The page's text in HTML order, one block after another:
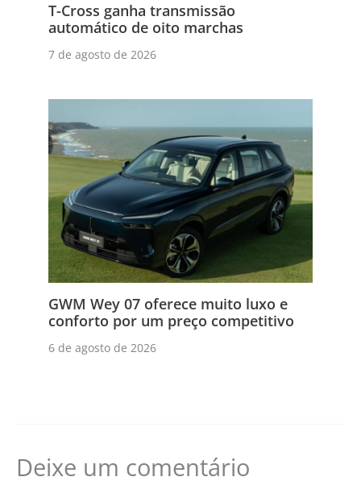
T-Cross ganha transmissão
automático de oito marchas
7 de agosto de 2026
GWM Wey 07 oferece muito luxo e
conforto por um preço competitivo
6 de agosto de 2026
Deixe um comentário